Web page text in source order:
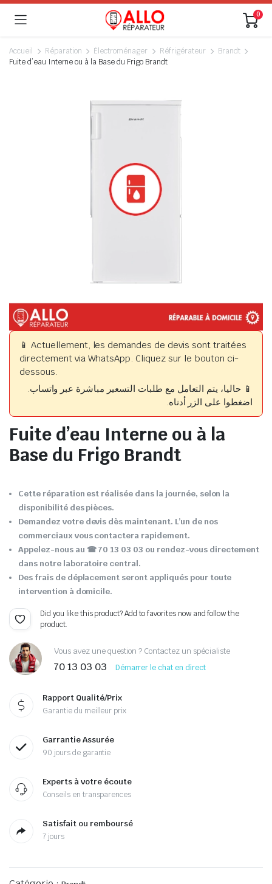
0
Accueil Réparation Électroménager Réfrigérateur
Brandt
Fuite d’eau Interne ou à la Base du Frigo Brandt
📱 Actuellement, les demandes de devis sont traitées
directement via WhatsApp. Cliquez sur le bouton ci-
dessous.
📱 حاليا، يتم التعامل مع طلبات التسعير مباشرة عبر واتساب.
اضغطوا على الزر أدناه.
Fuite d’eau Interne ou à la
Base du Frigo Brandt
Cette réparation est réalisée dans la journée, selon la
disponibilité des pièces.
Demandez votre devis dès maintenant. L’un de nos
commerciaux vous contactera rapidement.
Appelez-nous au ☎ 70 13 03 03 ou rendez-vous directement
dans notre laboratoire central.
Des frais de déplacement seront appliqués pour toute
intervention à domicile.
Did you like this product? Add to favorites now and follow the
product.
Vous avez une question ? Contactez un spécialiste
70 13 03 03 Démarrer le chat en direct
Rapport Qualité/Prix
Garantie du meilleur prix
Garrantie Assurée
90 jours de garantie
Experts à votre écoute
Conseils en transparences
Satisfait ou remboursé
7 jours